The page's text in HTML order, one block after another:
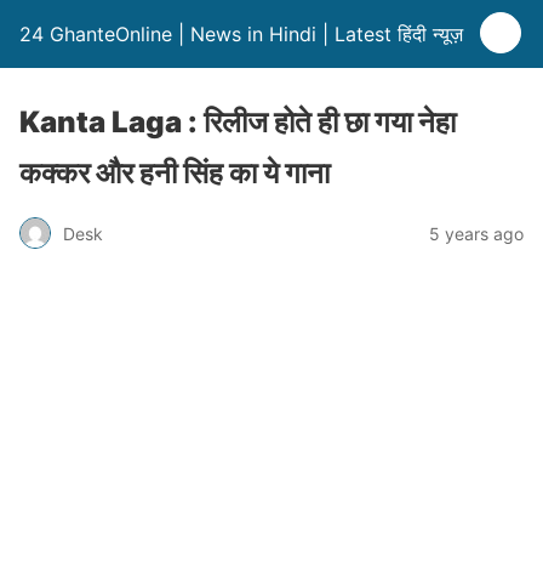
24 GhanteOnline | News in Hindi | Latest हिंदी न्यूज़
Kanta Laga : रिलीज होते ही छा गया नेहा
कक्कर और हनी सिंह का ये गाना
Desk 5 years ago